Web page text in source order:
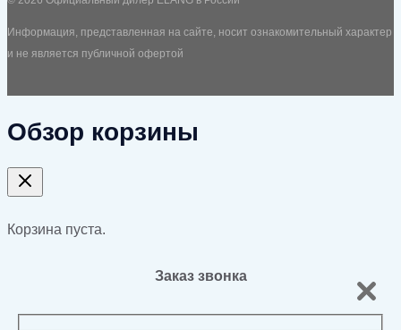
Информация, представленная на сайте, носит ознакомительный характер
и не является публичной офертой
Обзор корзины
Корзина пуста.
Заказ звонка